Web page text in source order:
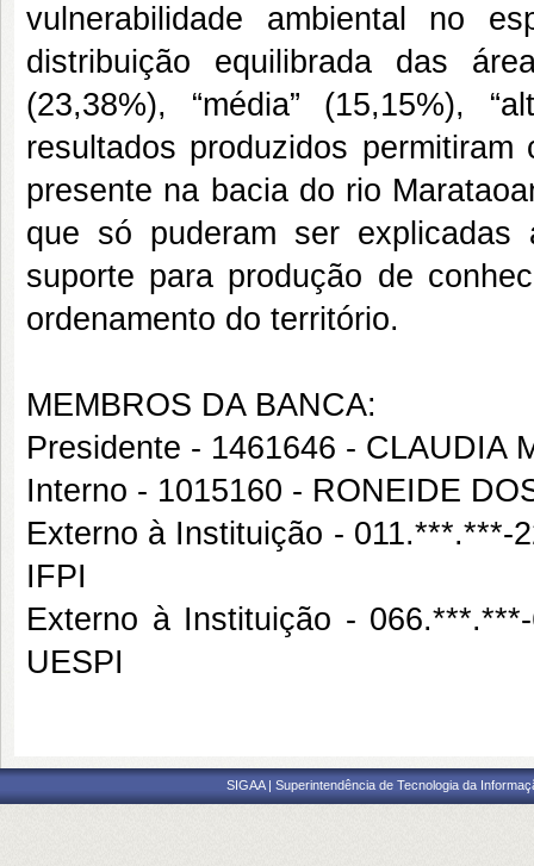
vulnerabilidade ambiental no
distribuição equilibrada das
(23,38%), “média” (15,15%),
resultados produzidos
presente na bacia do rio
que só puderam ser
suporte para produção de
ordenamento do território.
MEMBROS DA BANCA:
Presidente - 1461646 - CLAUDIA
Interno - 1015160 - RONEIDE
Externo à Instituição - 011.***.***-
IFPI
Externo à Instituição -
UESPI
SIGAA | Superintendência de Tecnologia da